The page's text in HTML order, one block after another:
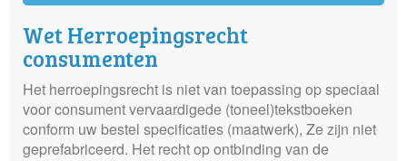
Wet Herroepingsrecht
consumenten
Het herroepingsrecht is niet van toepassing op speciaal
voor consument vervaardigede (toneel)tekstboeken
conform uw bestel specificaties (maatwerk), Ze zijn niet
geprefabriceerd. Het recht op ontbinding van de